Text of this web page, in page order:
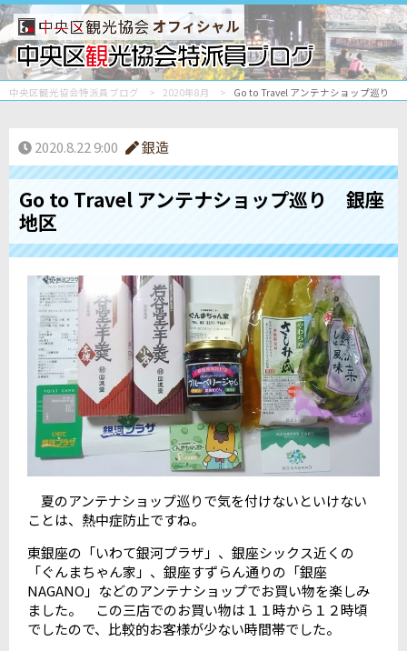
オフィシャル
中央区観光協会特派員ブログ 2020年8月 Go to Travel アンテナショップ巡り
2020.8.22 9:00 銀造
Go to Travel アンテナショップ巡り 銀座
地区
夏のアンテナショップ巡りで気を付けないといけない
ことは、熱中症防止ですね。
東銀座の「いわて銀河プラザ」、銀座シックス近くの
「ぐんまちゃん家」、銀座すずらん通りの「銀座
NAGANO」などのアンテナショップでお買い物を楽しみ
ました。 この三店でのお買い物は１１時から１２時頃
でしたので、比較的お客様が少ない時間帯でした。